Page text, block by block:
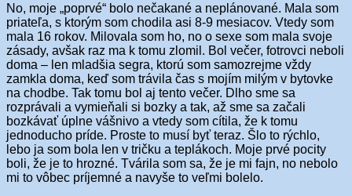
No, moje „poprvé“ bolo nečakané a neplánované. Mala som
priateľa, s ktorým som chodila asi 8-9 mesiacov. Vtedy som
mala 16 rokov. Milovala som ho, no o sexe som mala svoje
zásady, avšak raz ma k tomu zlomil. Bol večer, fotrovci neboli
doma – len mladšia segra, ktorú som samozrejme vždy
zamkla doma, keď som trávila čas s mojím milým v bytovke
na chodbe. Tak tomu bol aj tento večer. Dlho sme sa
rozprávali a vymieňali si bozky a tak, až sme sa začali
bozkávať úplne vášnivo a vtedy som cítila, že k tomu
jednoducho príde. Proste to musí byť teraz. Šlo to rýchlo,
lebo ja som bola len v tričku a teplákoch. Moje prvé pocity
boli, že je to hrozné. Tvárila som sa, že je mi fajn, no nebolo
mi to vôbec príjemné a navyše to veľmi bolelo.